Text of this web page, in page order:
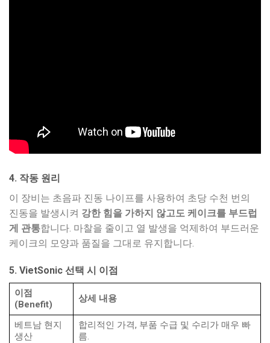
4. 작동 원리
이 장비는 초음파 진동 나이프를 사용하여 초당 수천 번의
진동을 발생시켜 강한 힘을 가하지 않고도 케이크를 부드럽
게 관통합니다. 마찰을 줄이고 열 발생을 억제하여 부드러운
케이크의 모양과 품질을 그대로 유지합니다.
5. VietSonic 선택 시 이점
이점
(Benefit)
상세 내용
베트남 현지
생산
합리적인 가격, 부품 수급 및 수리가 매우 빠
름.